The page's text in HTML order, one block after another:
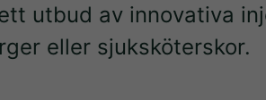
utbud av innovativa
eller sjuksköterskor.